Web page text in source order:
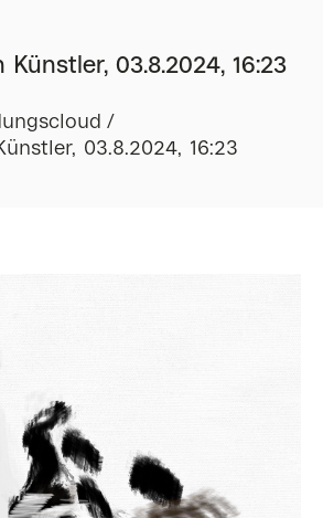
Künstler, 03.8.2024, 16:23
03.8.2024, 16:23